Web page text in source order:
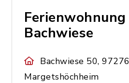
Ferienwohnung
Bachwiese
Bachwiese 50, 97276
Margetshöchheim